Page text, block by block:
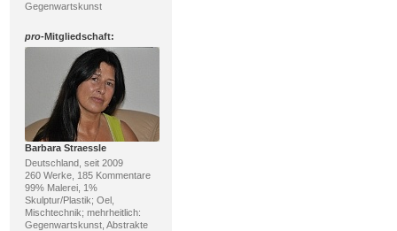
Gegenwartskunst
pro-Mitgliedschaft:
Barbara Straessle
Deutschland, seit 2009
260 Werke, 185 Kommentare
99% Malerei, 1%
Skulptur/Plastik; Oel,
Mischtechnik; mehrheitlich:
Gegenwartskunst, Abstrakte